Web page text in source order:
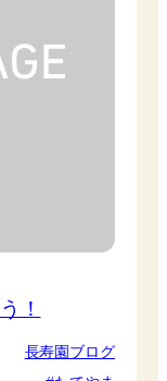
！
長寿園ブログ